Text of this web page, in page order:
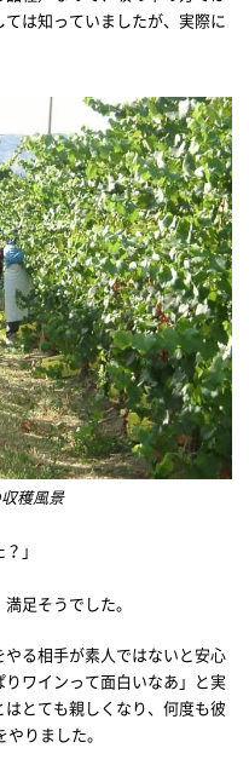
は知っていましたが、実際に
穫風景
」
足そうでした。
る相手が素人ではないと安心
ワインって面白いなあ」と実
とても親しくなり、何度も彼
りました。